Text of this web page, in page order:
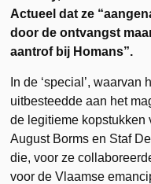
Actueel dat ze
door de ontvangst
aantrof bij Homans”.
In de ‘special’,
uitbesteedde aan het
de legitieme
August Borms en Staf
die, voor ze
voor de Vlaamse